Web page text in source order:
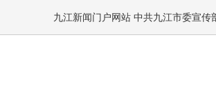
九江新闻门户网站 中共九江市委宣